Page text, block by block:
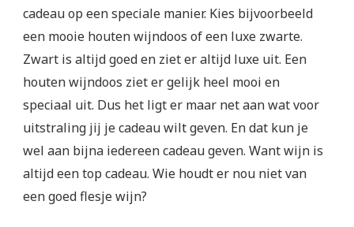
cadeau op een speciale manier. Kies bijvoorbeeld
een mooie houten wijndoos of een luxe zwarte.
Zwart is altijd goed en ziet er altijd luxe uit. Een
houten wijndoos ziet er gelijk heel mooi en
speciaal uit. Dus het ligt er maar net aan wat voor
uitstraling jij je cadeau wilt geven. En dat kun je
wel aan bijna iedereen cadeau geven. Want wijn is
altijd een top cadeau. Wie houdt er nou niet van
een goed flesje wijn?